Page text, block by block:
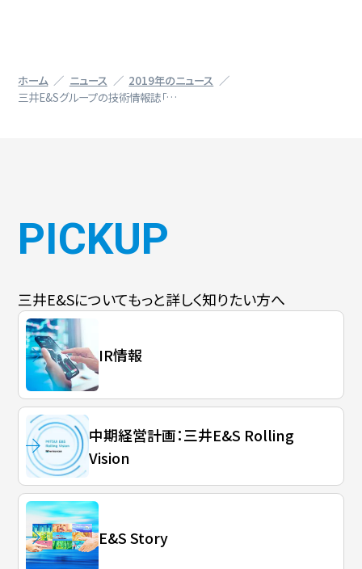
ホーム ニュース
2019年のニュース
三井E&Sグループの技術情報誌「…
PICKUP
三井E&Sについてもっと詳しく知りたい方へ
IR情報
中期経営計画：三井E&S Rolling
Vision
E&S Story